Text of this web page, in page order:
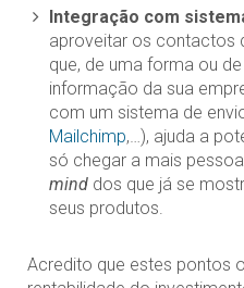
Integração com
aproveitar os contactos
que, de uma forma ou
informação da sua
com um sistema de
Mailchimp,…), ajuda a
só chegar a mais
mind dos que já se
seus produtos.
Acredito que estes pontos